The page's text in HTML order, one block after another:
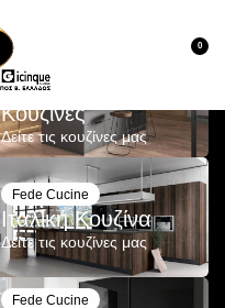
0
Ελληνικές
Κουζίνες
Δείτε τις κουζίνες μας
Fede Cucine
Ιταλική Κουζίνα
Δείτε τις κουζίνες μας
Fede Cucine